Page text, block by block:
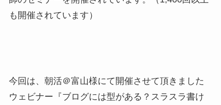
も開催されています）
今回は、朝活＠富山様にて開催させて頂きました
ウェビナー『ブログには型がある？スラスラ書け